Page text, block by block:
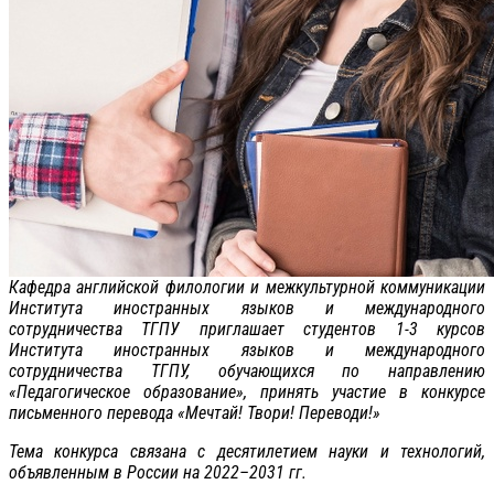
Кафедра английской филологии и межкультурной коммуникации
Института иностранных языков и международного
сотрудничества ТГПУ приглашает студентов 1-3 курсов
Института иностранных языков и международного
сотрудничества ТГПУ, обучающихся по направлению
«Педагогическое образование», принять участие в конкурсе
письменного перевода «Мечтай! Твори! Переводи!»
Тема конкурса связана с десятилетием науки и технологий,
объявленным в России на 2022–2031 гг.